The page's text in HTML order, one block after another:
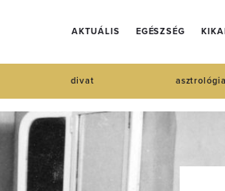
AKTUÁLIS EGÉSZSÉG
divat asztrológia